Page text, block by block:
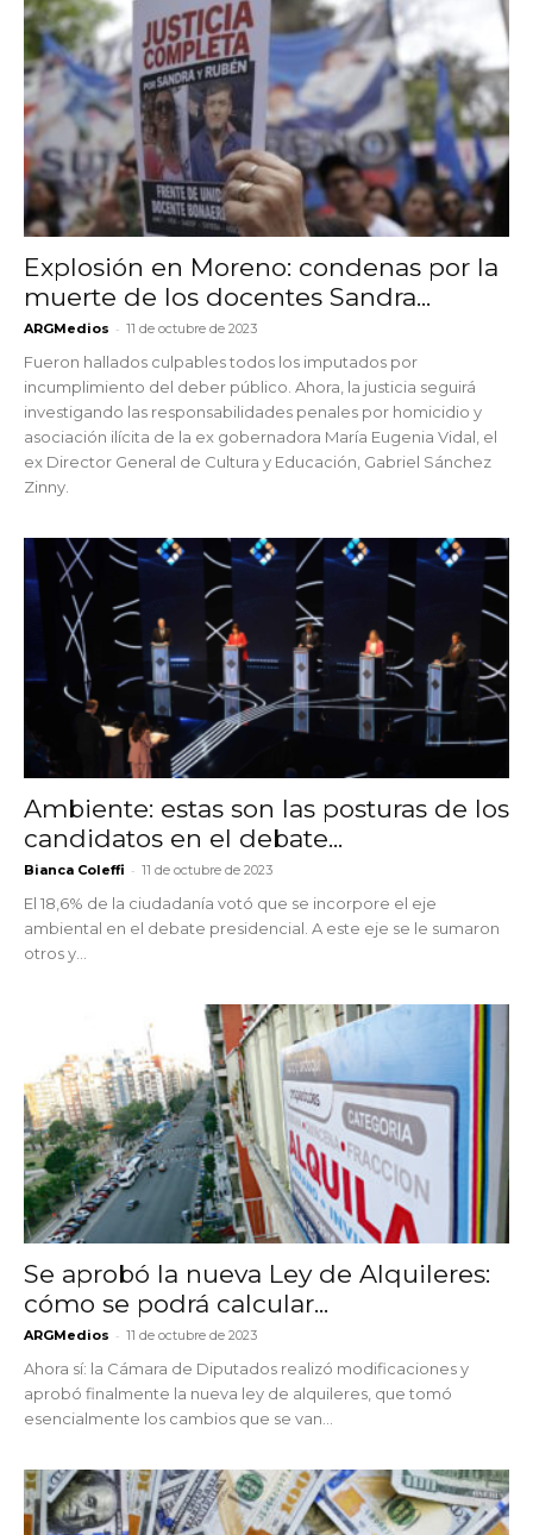
Explosión en Moreno: condenas por la
muerte de los docentes Sandra...
ARGMedios - 11 de octubre de 2023
Fueron hallados culpables todos los imputados por
incumplimiento del deber público. Ahora, la justicia seguirá
investigando las responsabilidades penales por homicidio y
asociación ilícita de la ex gobernadora María Eugenia Vidal, el
ex Director General de Cultura y Educación, Gabriel Sánchez
Zinny.
Ambiente: estas son las posturas de los
candidatos en el debate...
Bianca Coleffi - 11 de octubre de 2023
El 18,6% de la ciudadanía votó que se incorpore el eje
ambiental en el debate presidencial. A este eje se le sumaron
otros y...
Se aprobó la nueva Ley de Alquileres:
cómo se podrá calcular...
ARGMedios - 11 de octubre de 2023
Ahora sí: la Cámara de Diputados realizó modificaciones y
aprobó finalmente la nueva ley de alquileres, que tomó
esencialmente los cambios que se van...